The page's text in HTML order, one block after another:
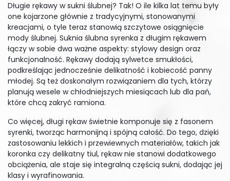
Długie rękawy w sukni ślubnej? Tak! O ile kilka lat temu były
one kojarzone głównie z tradycyjnymi, stonowanymi
kreacjami, o tyle teraz stanowią szczytowe osiągnięcie
mody ślubnej. Suknia ślubna syrenka z długim rękawem
łączy w sobie dwa ważne aspekty: stylowy design oraz
funkcjonalność. Rękawy dodają sylwetce smukłości,
podkreślając jednocześnie delikatność i kobiecość panny
młodej. Są też doskonałym rozwiązaniem dla tych, którzy
planują wesele w chłodniejszych miesiącach lub dla pań,
które chcą zakryć ramiona.
Co więcej, długi rękaw świetnie komponuje się z fasonem
syrenki, tworząc harmonijną i spójną całość. Do tego, dzięki
zastosowaniu lekkich i przewiewnych materiałów, takich jak
koronka czy delikatny tiul, rękaw nie stanowi dodatkowego
obciążenia, ale staje się integralną częścią sukni, dodając jej
klasy i wyrafinowania.